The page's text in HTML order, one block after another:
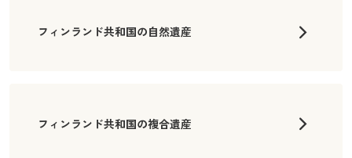
フィンランド共和国の自然遺産
フィンランド共和国の複合遺産